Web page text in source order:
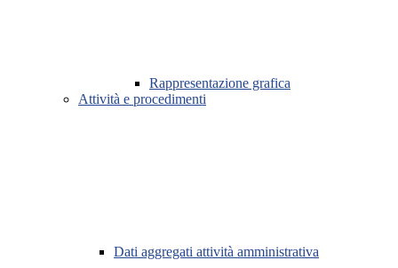
Rappresentazione grafica
Attività e procedimenti
Dati aggregati attività amministrativa